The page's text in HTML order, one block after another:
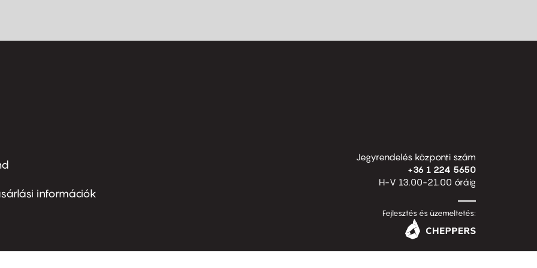
információk
Jegyrendelés központi szám
+36 1 224 5650
H-V 13.00-21.00 óráig
Fejlesztés és üzemeltetés: